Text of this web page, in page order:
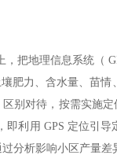
把地理信息系统（
肥力、含水量、苗
别对待，按需实施定
利用 GPS 定位引
分析影响小区产量